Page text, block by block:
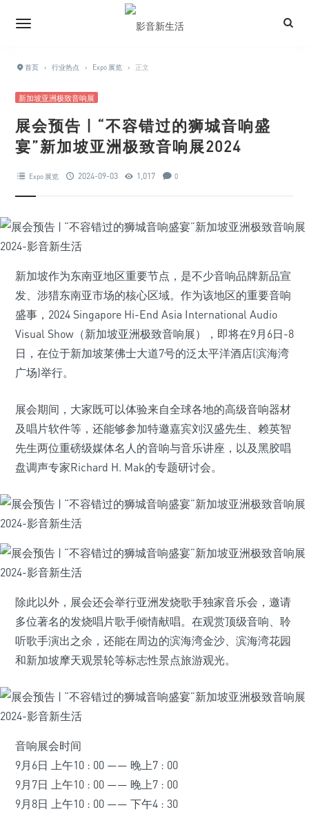
首页 › 行业热点 › Expo 展览 › 正文
新加坡亚洲极致音响展
展会预告 | “不容错过的狮城音响盛
宴”新加坡亚洲极致音响展2024
Expo 展览 2024-09-03 1,017 0
新加坡作为东南亚地区重要节点，是不少音响品牌新品宣
发、涉猎东南亚市场的核心区域。作为该地区的重要音响
盛事，2024 Singapore Hi-End Asia International Audio
Visual Show（新加坡亚洲极致音响展），即将在9月6日-8
日，在位于新加坡莱佛士大道7号的泛太平洋酒店(滨海湾
广场)举行。
展会期间，大家既可以体验来自全球各地的高级音响器材
及唱片软件等，还能够参加特邀嘉宾刘汉盛先生、赖英智
先生两位重磅级媒体名人的音响与音乐讲座，以及黑胶唱
盘调声专家Richard H. Mak的专题研讨会。
除此以外，展会还会举行亚洲发烧歌手独家音乐会，邀请
多位著名的发烧唱片歌手倾情献唱。在观赏顶级音响、聆
听歌手演出之余，还能在周边的滨海湾金沙、滨海湾花园
和新加坡摩天观景轮等标志性景点旅游观光。
音响展会时间
9月6日 上午10 : 00 —— 晚上7 : 00
9月7日 上午10 : 00 —— 晚上7 : 00
9月8日 上午10 : 00 —— 下午4 : 30